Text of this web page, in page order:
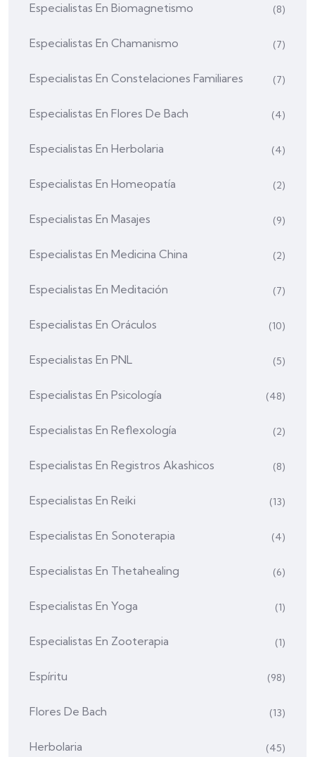
Especialistas En Biomagnetismo (8)
Especialistas En Chamanismo (7)
Especialistas En Constelaciones Familiares (7)
Especialistas En Flores De Bach (4)
Especialistas En Herbolaria (4)
Especialistas En Homeopatía (2)
Especialistas En Masajes (9)
Especialistas En Medicina China (2)
Especialistas En Meditación (7)
Especialistas En Oráculos (10)
Especialistas En PNL (5)
Especialistas En Psicología (48)
Especialistas En Reflexología (2)
Especialistas En Registros Akashicos (8)
Especialistas En Reiki (13)
Especialistas En Sonoterapia (4)
Especialistas En Thetahealing (6)
Especialistas En Yoga (1)
Especialistas En Zooterapia (1)
Espíritu (98)
Flores De Bach (13)
Herbolaria (45)